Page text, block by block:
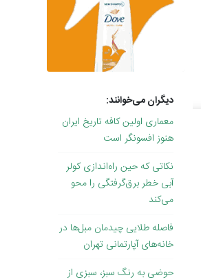
دیگران می‌خوانند:
معماری اولین کافه تاریخ ایران
هنوز افسونگر است
نکاتی که حین راه‌اندازی کولر
آبی خطر برق‌گرفتگی را محو
می‌کند
فاصله طلایی چیدمان مبل‌ها در
خانه‌های آپارتمانی تهران
حوضی به رنگ سبز، سبزی از